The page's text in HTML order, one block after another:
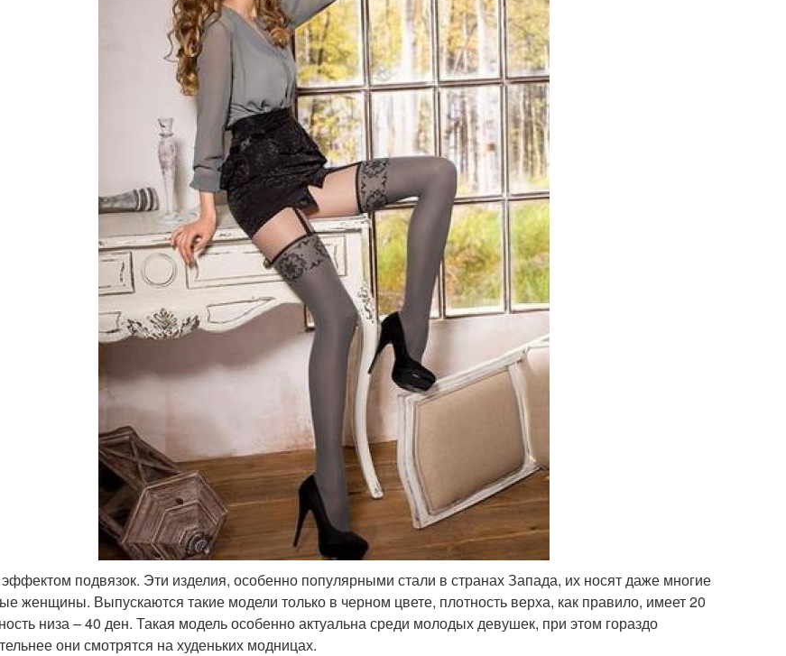
подвязок. Эти изделия, особенно популярными стали в странах Запада, их носят даже многие
женщины. Выпускаются такие модели только в черном цвете, плотность верха, как правило, имеет 20
низа – 40 ден. Такая модель особенно актуальна среди молодых девушек, при этом гораздо
они смотрятся на худеньких модницах.